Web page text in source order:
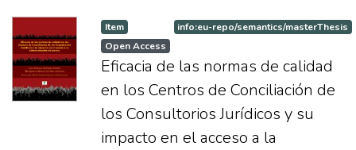
Item
Open Access
info:eu-repo/semantics/masterThesis
Eficacia de las normas de calidad
en los Centros de Conciliación de
los Consultorios Jurídicos y su
impacto en el acceso a la